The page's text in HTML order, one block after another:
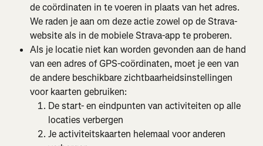
de coördinaten in te voeren in plaats van het adres.
We raden je aan om deze actie zowel op de Strava-
website als in de mobiele Strava-app te proberen.
Als je locatie niet kan worden gevonden aan de hand
van een adres of GPS-coördinaten, moet je een van
de andere beschikbare zichtbaarheidsinstellingen
voor kaarten gebruiken:
De start- en eindpunten van activiteiten op alle
locaties verbergen
Je activiteitskaarten helemaal voor anderen